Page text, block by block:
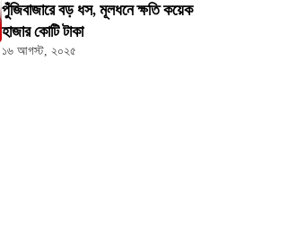
পুঁজিবাজারে বড় ধস, মূলধনে ক্ষতি কয়েক
হাজার কোটি টাকা
১৬ আগস্ট, ২০২৫